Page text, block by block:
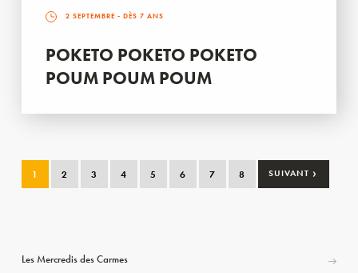
2 SEPTEMBRE - DÈS 7 ANS
POKETO POKETO POKETO
POUM POUM POUM
1 2 3 4 5 6 7 8 SUIVANT ›
Les Mercredis des Carmes